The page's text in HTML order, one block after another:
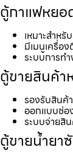
ตู้กาแฟหยอ
เหมาะสำห
มีเมนูเครื่อ
ระบบการท
ตู้ขายสินค้า
รองรับสินค้
ออกแบบช่อ
ระบบจ่ายสิ
ตู้ขายน้ำยา